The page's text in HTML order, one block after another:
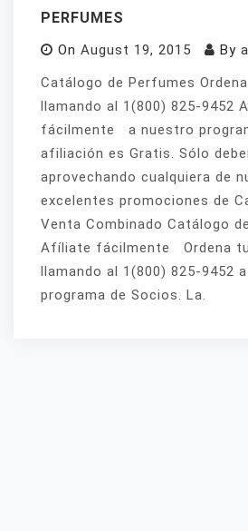
PERFUMES
On August 19, 2015 By
Catálogo de Perfumes
llamando al 1(800) 825-9452
fácilmente a nuestro
afiliación es Gratis. Sólo
aprovechando cualquiera de
excelentes promociones de
Venta Combinado Catálogo
Afíliate fácilmente Ordena
llamando al 1(800) 825-9452
programa de Socios. La.